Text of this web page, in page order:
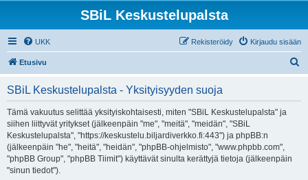
SBiL Keskustelupalsta
UKK Kirjaudu sisään
Rekisteröidy
Etusivu
SBiL Keskustelupalsta - Yksityisyyden suoja
Tämä vakuutus selittää yksityiskohtaisesti, miten "SBiL Keskustelupalsta" ja
siihen liittyvät yritykset (jälkeenpäin "me", "meitä", "meidän", "SBiL
Keskustelupalsta", "https://keskustelu.biljardiverkko.fi:443") ja phpBB:n
(jälkeenpäin "he", "heitä", "heidän", "phpBB-ohjelmisto", "www.phpbb.com",
"phpBB Group", "phpBB Tiimit") käyttävät sinulta kerättyjä tietoja (jälkeenpäin
"sinun tiedot").